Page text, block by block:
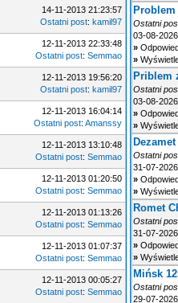
14-11-2013 21:23:57
Ostatni post: kamil97
12-11-2013 22:33:48
Ostatni post:Semmao
12-11-2013 19:56:20
Ostatni post: kamil97
12-11-2013 16:04:14
Ostatni post:Amanssy
12-11-2013 13:10:48
Ostatni post:Semmao
12-11-2013 01:20:50
Ostatni post:Semmao
12-11-2013 01:13:26
Ostatni post:Semmao
12-11-2013 01:07:37
Ostatni post:Semmao
12-11-2013 00:05:27
Ostatni post:Semmao
Ostatni
03-08-
»
»
Priblem
Ostatni
03-08-
»
»
Ostatni
31-07-
»
»
Romet
Ostatni
31-07-
»
»
Mińsk
Ostatni
29-07-